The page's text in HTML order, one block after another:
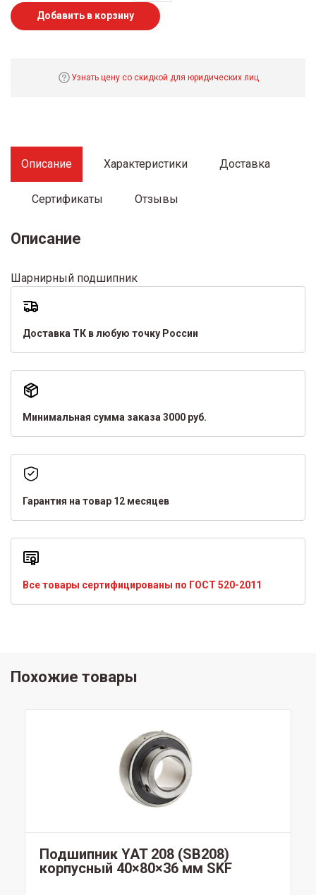
Добавить в корзину
Узнать цену со скидкой для юридических лиц
Описание Характеристики Доставка
Сертификаты Отзывы
Описание
Шарнирный подшипник
Доставка ТК в любую точку России
Минимальная сумма заказа 3000 руб.
Гарантия на товар 12 месяцев
Все товары сертифицированы по ГОСТ 520-2011
Похожие товары
Подшипник YAT 208 (SB208)
корпусный 40×80×36 мм SKF